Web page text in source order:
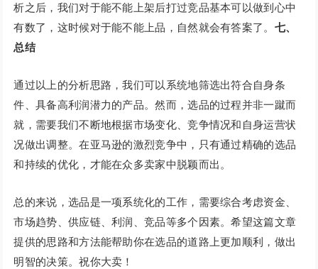
析之后，我们对于能不能上架后打过竞品基本可以做到心中
有数了，这时候对于能不能上品，自然就会有答案了。 七、
总结
通过以上的分析思路，我们可以系统地筛选出符合自身条
件、具备高利润潜力的产品。然而，选品的过程并非一蹴而
就，需要我们不断地根据市场变化、竞争情况和自身运营状
况做出调整。在亚马逊的激烈竞争中，只有通过精确的选品
和持续的优化，才能在众多卖家中脱颖而出。
总的来说，选品是一项系统化的工作，需要综合考虑资金、
市场趋势、供应链、利润、竞品等多个因素。希望这篇文章
提供的思路和方法能帮助你在选品的道路上更加顺利，做出
明智的决策。祝你大卖！